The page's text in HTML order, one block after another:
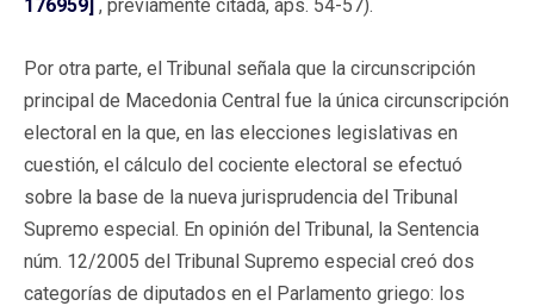
176959] , previamente citada, aps. 54-57).
Por otra parte, el Tribunal señala que la circunscripción
principal de Macedonia Central fue la única circunscripción
electoral en la que, en las elecciones legislativas en
cuestión, el cálculo del cociente electoral se efectuó
sobre la base de la nueva jurisprudencia del Tribunal
Supremo especial. En opinión del Tribunal, la Sentencia
núm. 12/2005 del Tribunal Supremo especial creó dos
categorías de diputados en el Parlamento griego: los